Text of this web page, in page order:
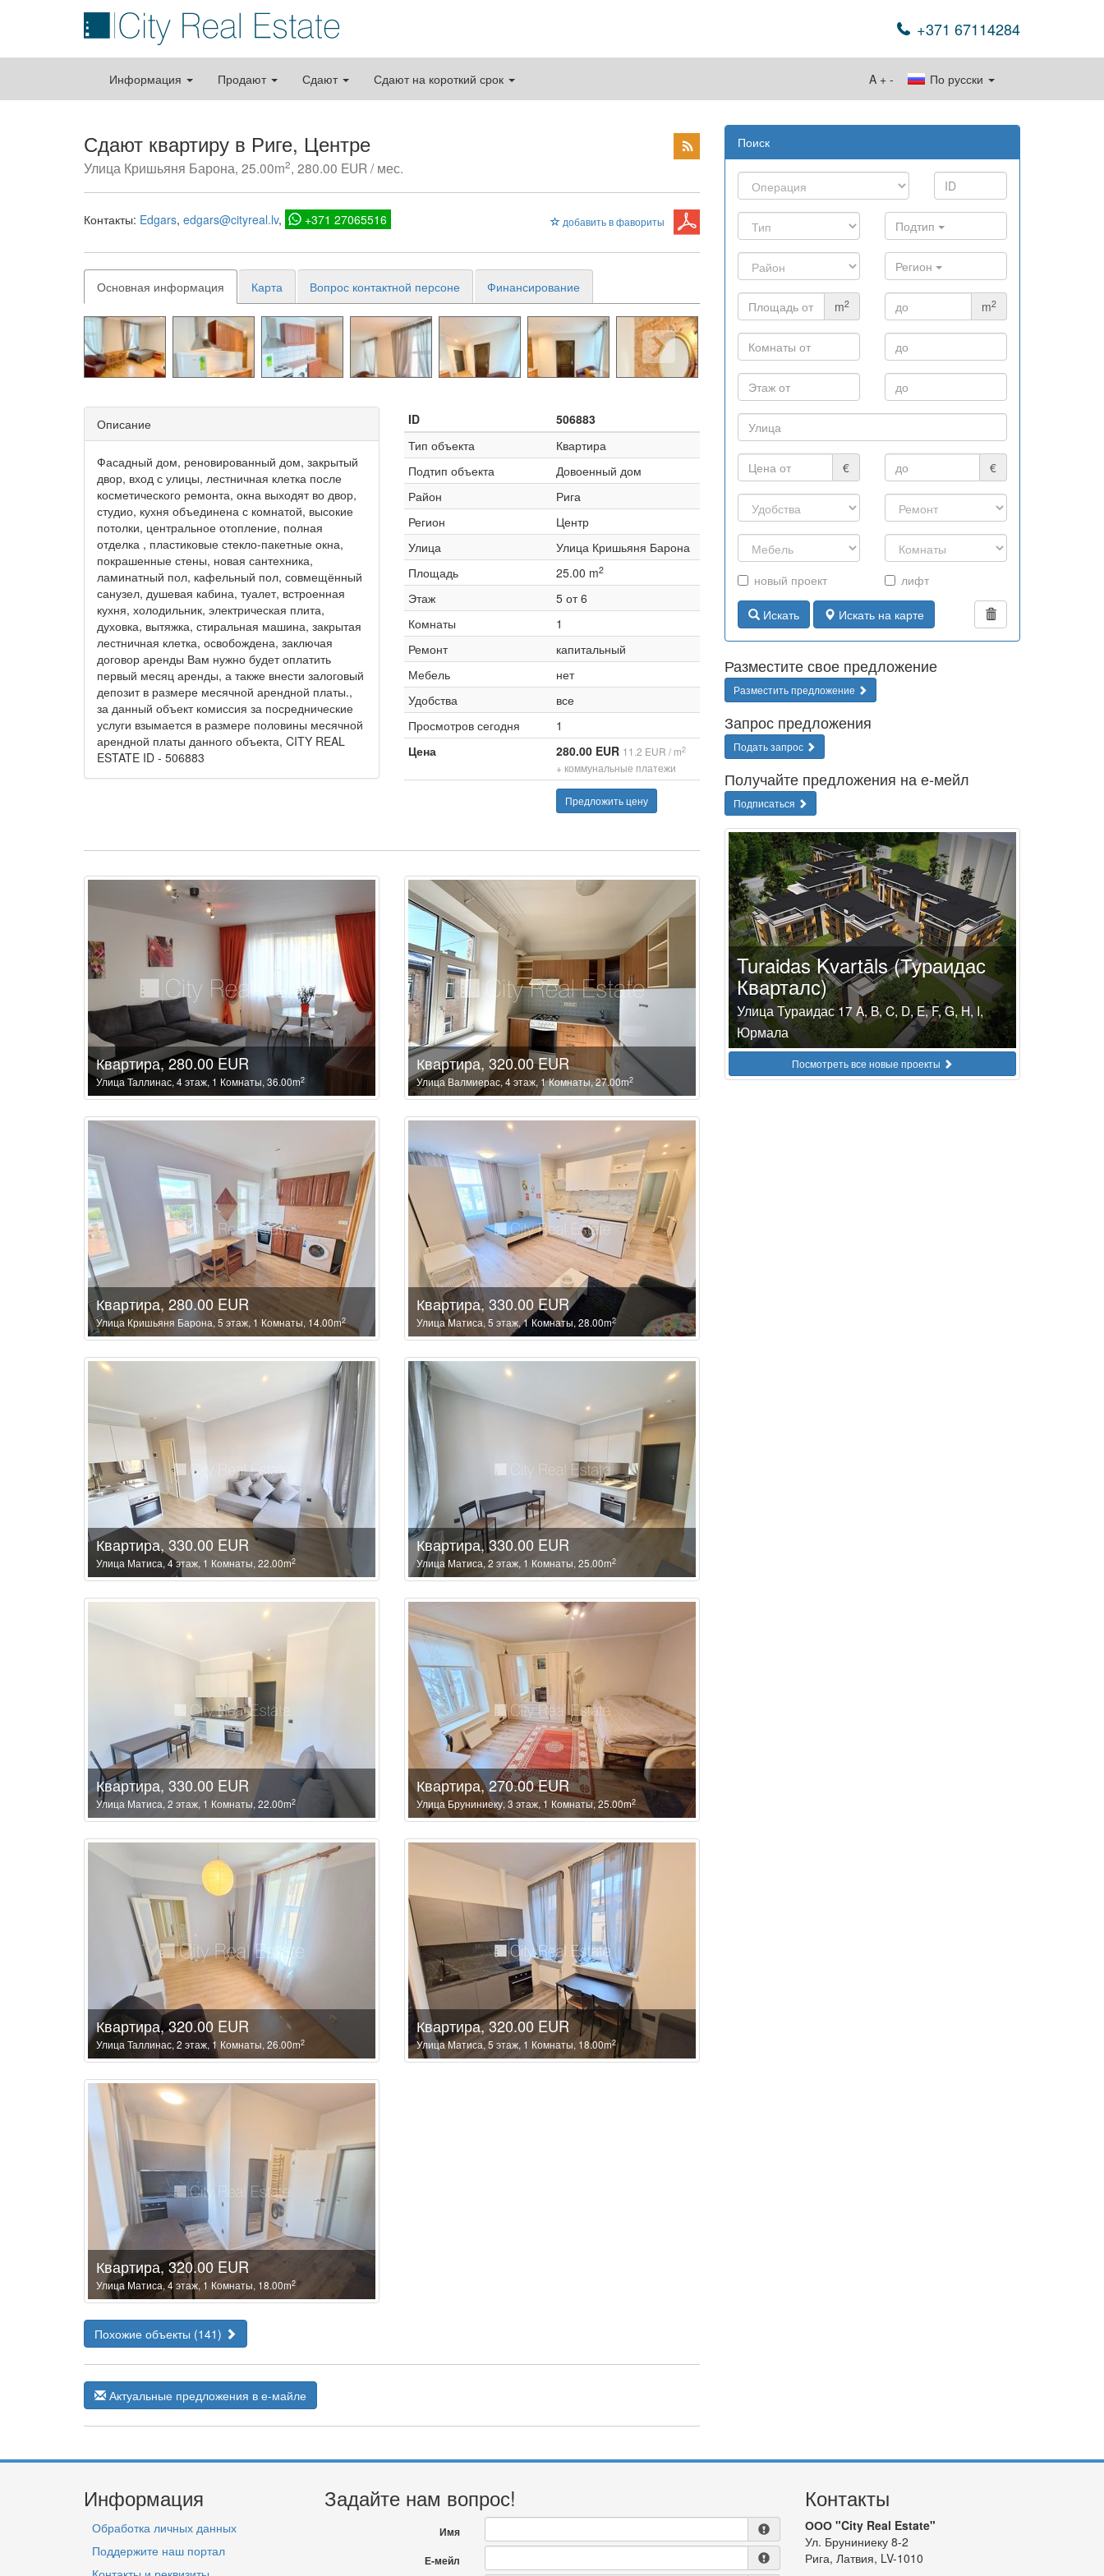
+371 67114284
Информация Продают Сдают Сдают на короткий срок По русски
A + -
Сдают квартиру в Риге, Центре
Улица Кришьяня Барона, 25.00m2, 280.00 EUR / мес.
добавить в фавориты
Контакты: Edgars edgars@cityreal.lv +371 27065516
Основная информация Карта Вопрос контактной персоне Финансирование
Описание
Фасадный дом, реновированный дом, закрытый
двор, вход с улицы, лестничная клетка после
косметического ремонта, окна выходят во двор,
студио, кухня объединена с комнатой, высокие
потолки, центральное отопление, полная
отделка , пластиковые стекло-пакетные окна,
покрашенные стены, новая сантехника,
ламинатный пол, кафельный пол, совмещённый
санузел, душевая кабина, туалет, встроенная
кухня, холодильник, электрическая плита,
духовка, вытяжка, стиральная машина, закрытая
лестничная клетка, освобождена, заключая
договор аренды Вам нужно будет оплатить
первый месяц аренды, а также внести залоговый
депозит в размере месячной арендной платы.,
за данный объект комиссия за посреднические
услуги взымается в размере половины месячной
арендной платы данного объекта, CITY REAL
ESTATE ID - 506883
ID
506883
Тип объекта
Квартира
Подтип объекта
Довоенный дом
Район
Рига
Регион
Центр
Улица
Улица Кришьяня Барона
Площадь
25.00 m2
Этаж
5 от 6
Комнаты
1
Ремонт
капитальный
Мебель
нет
Удобства
все
Просмотров сегодня
1
Цена
280.00 EUR 11.2 EUR / m2
+ коммунальные платежи
Предложить цену
Квартира, 280.00 EUR
Улица Таллинас, 4 этаж, 1 Комнаты, 36.00m2
Квартира, 320.00 EUR
Улица Валмиерас, 4 этаж, 1 Комнаты, 27.00m2
Квартира, 280.00 EUR
Улица Кришьяня Барона, 5 этаж, 1 Комнаты, 14.00m2
Квартира, 330.00 EUR
Улица Матиса, 5 этаж, 1 Комнаты, 28.00m2
Квартира, 330.00 EUR
Улица Матиса, 4 этаж, 1 Комнаты, 22.00m2
Квартира, 330.00 EUR
Улица Матиса, 2 этаж, 1 Комнаты, 25.00m2
Квартира, 330.00 EUR
Улица Матиса, 2 этаж, 1 Комнаты, 22.00m2
Квартира, 270.00 EUR
Улица Бруниниеку, 3 этаж, 1 Комнаты, 25.00m2
Квартира, 320.00 EUR
Улица Таллинас, 2 этаж, 1 Комнаты, 26.00m2
Квартира, 320.00 EUR
Улица Матиса, 5 этаж, 1 Комнаты, 18.00m2
Квартира, 320.00 EUR
Улица Матиса, 4 этаж, 1 Комнаты, 18.00m2
Похожие объекты (141)
Актуальные предложения в е-майле
Поиск
Подтип
Регион
m2 m2
€ €
новый проект лифт
Искать Искать на карте
Разместите свое предложение
Разместить предложение
Запрос предложения
Подать запрос
Получайте предложения на е-мейл
Подписаться
Turaidas Kvartāls (Тураидас
Кварталс)
Улица Тураидас 17 A, B, C, D, E, F, G, H, I,
Юрмала
Посмотреть все новые проекты
Информация
Обработка личных данных
Поддержите наш портал
Задайте нам вопрос!
Имя
Е-мейл
Контакты
ООО "City Real Estate"
Ул. Бруниниеку 8-2
Рига, Латвия, LV-1010